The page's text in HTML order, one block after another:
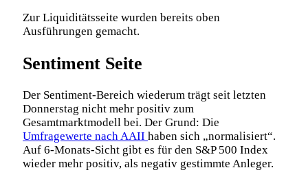
Zur Liquiditätsseite wurden bereits oben
Ausführungen gemacht.
Sentiment Seite
Der Sentiment-Bereich wiederum trägt seit letzten
Donnerstag nicht mehr positiv zum
Gesamtmarktmodell bei. Der Grund: Die
Umfragewerte nach AAII haben sich „normalisiert“.
Auf 6-Monats-Sicht gibt es für den S&P 500 Index
wieder mehr positiv, als negativ gestimmte Anleger.